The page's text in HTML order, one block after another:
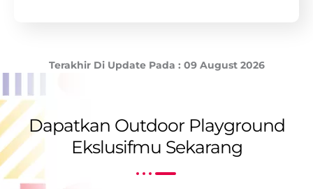
Terakhir Di Update Pada : 09 August 2026
Dapatkan Outdoor Playground
Ekslusifmu Sekarang